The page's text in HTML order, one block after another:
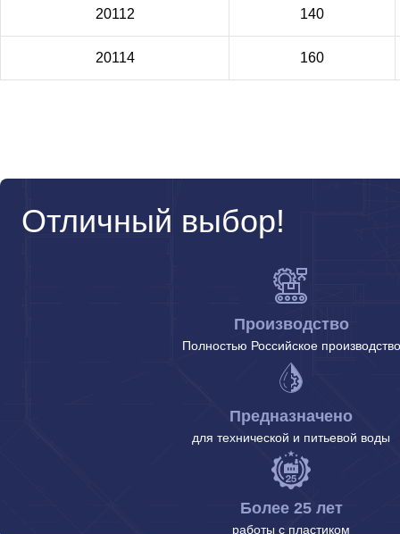
20112 140
20114 160
Отличный выбор!
Производство
Полностью Российское производство
Предназначено
для технической и питьевой воды
Более 25 лет
работы с пластиком